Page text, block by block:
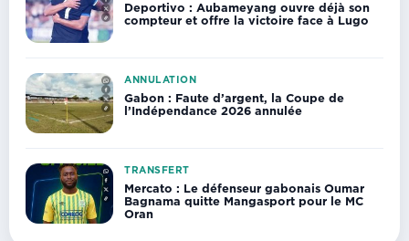
Deportivo : Aubameyang ouvre déjà son
compteur et offre la victoire face à Lugo
ANNULATION
Gabon : Faute d’argent, la Coupe de
l’Indépendance 2026 annulée
TRANSFERT
Mercato : Le défenseur gabonais Oumar
Bagnama quitte Mangasport pour le MC
Oran